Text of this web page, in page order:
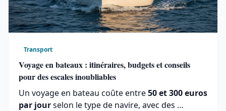
Transport
Voyage en bateaux : itinéraires, budgets et conseils
pour des escales inoubliables
Un voyage en bateau coûte entre50 et 300 euros
par jourselon le type de navire, avec des …